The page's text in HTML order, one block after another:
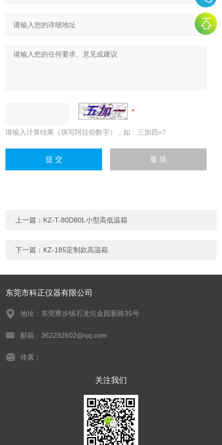
请输入计算结果（填写阿拉伯数字），如：三加四=7
上一篇： KZ-T-80D80L小型高低温箱
下一篇： KZ-185定制款高温箱
东莞市科正仪器有限公司
地址：东莞寮步镇石龙坑金园新路35号
邮箱：362292602@qq.com
传真：
关注我们